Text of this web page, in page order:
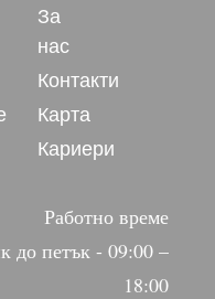
За
нас
Контакти
Карта
Кариери
Работно време
до петък - 09:00 –
18:00